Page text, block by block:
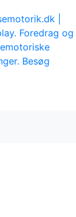
|
Foredrag og
Besøg